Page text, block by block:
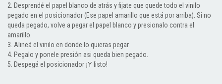
2. Desprendé el papel blanco de atrás y fijate que quede todo el vinilo
pegado en el posicionador (Ese papel amarillo que está por arriba). Si no
queda pegado, volve a pegar el papel blanco y presionalo contra el
amarillo.
3. Alineá el vinilo en donde lo quieras pegar.
4. Pegalo y ponele presión asi queda bien pegado.
5. Despegá el posicionador ¡Y listo!